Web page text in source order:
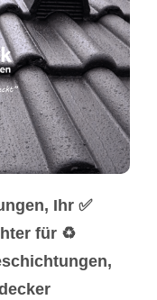
Ihr ✅
für ♻